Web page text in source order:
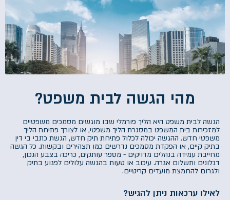
מהי הגשה לבית משפט?
הגשה לבית משפט היא הליך פורמלי שבו מוגשים מסמכים משפטיים
למזכירות בית המשפט במסגרת הליך משפטי, או לצורך פתיחת הליך
משפטי חדש. ההגשה יכולה לכלול פתיחת תיק חדש, הגשת כתבי בי דין
בתיק קיים, או הפקדת מסמכים נדרשים כמו תצהירים ובקשות. כל הגשה
מחייבת עמידה בנהלים מדויקים - מספר עותקים, כריכה בצבע הנכון,
דגלונים ותשלום אגרה. עיכוב או טעות בהגשה עלולים לפגוע בתיק
ולגרום להחמצת מועדים קריטיים.
לאילו ערכאות ניתן להגיש?